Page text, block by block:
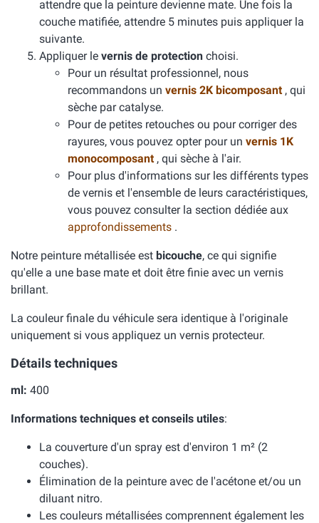
attendre que la peinture devienne mate. Une fois la
couche matifiée, attendre 5 minutes puis appliquer la
suivante.
Appliquer le vernis de protection choisi.
Pour un résultat professionnel, nous
recommandons un vernis 2K bicomposant , qui
sèche par catalyse.
Pour de petites retouches ou pour corriger des
rayures, vous pouvez opter pour un vernis 1K
monocomposant , qui sèche à l'air.
Pour plus d'informations sur les différents types
de vernis et l'ensemble de leurs caractéristiques,
vous pouvez consulter la section dédiée aux
approfondissements .
Notre peinture métallisée est bicouche, ce qui signifie
qu'elle a une base mate et doit être finie avec un vernis
brillant.
La couleur finale du véhicule sera identique à l'originale
uniquement si vous appliquez un vernis protecteur.
Détails techniques
ml: 400
Informations techniques et conseils utiles:
La couverture d'un spray est d'environ 1 m² (2
couches).
Élimination de la peinture avec de l'acétone et/ou un
diluant nitro.
Les couleurs métallisées comprennent également les